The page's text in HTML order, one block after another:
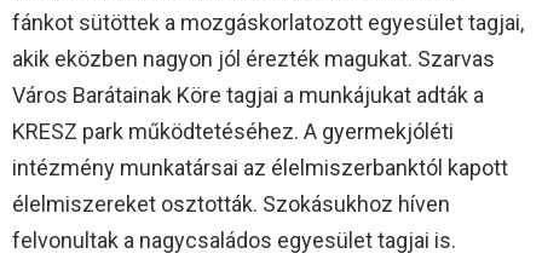
fánkot sütöttek a mozgáskorlatozott egyesület tagjai,
akik eközben nagyon jól érezték magukat. Szarvas
Város Barátainak Köre tagjai a munkájukat adták a
KRESZ park működtetéséhez. A gyermekjóléti
intézmény munkatársai az élelmiszerbanktól kapott
élelmiszereket osztották. Szokásukhoz híven
felvonultak a nagycsaládos egyesület tagjai is.